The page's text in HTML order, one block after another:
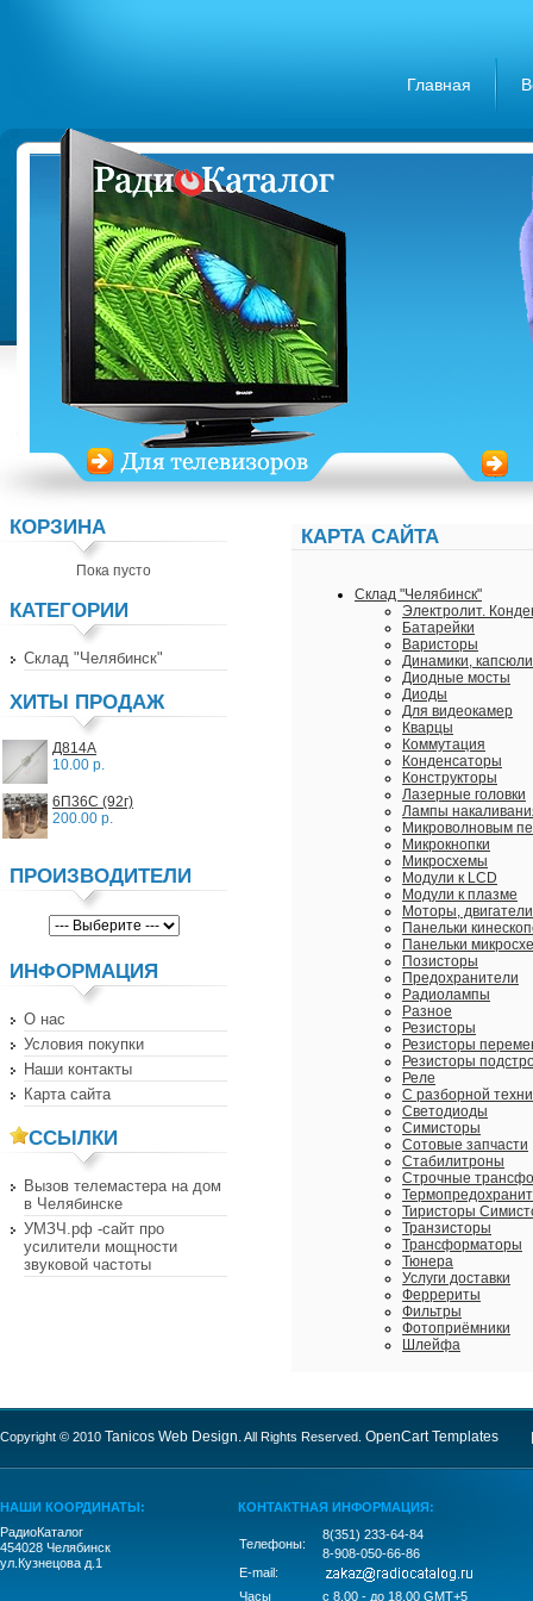
Главная
КОРЗИНА
Пока пусто
КАТЕГОРИИ
Склад "Челябинск"
ХИТЫ ПРОДАЖ
Д814А
10.00 р.
6П36С (92г)
200.00 р.
ПРОИЗВОДИТЕЛИ
ИНФОРМАЦИЯ
О нас
Условия покупки
Наши контакты
Карта сайта
ССЫЛКИ
Вызов телемастера на дом
в Челябинске
УМЗЧ.рф -сайт про
усилители мощности
звуковой частоты
КАРТА САЙТА
Склад "Челябинск"
Электролит.
Батарейки
Варисторы
Динамики, капсюли
Диодные мосты
Диоды
Для видеокамер
Кварцы
Коммутация
Конденсаторы
Конструкторы
Лазерные головки
Лампы
Микроволновым
Микрокнопки
Микросхемы
Модули к LCD
Модули к плазме
Моторы, двигатели
Панельки
Панельки
Позисторы
Предохранители
Радиолампы
Разное
Резисторы
Резисторы
Резисторы
Реле
С разборной
Светодиоды
Симисторы
Сотовые запчасти
Стабилитроны
Строчные
Тиристоры
Транзисторы
Трансформаторы
Тюнера
Услуги доставки
Феррериты
Фильтры
Фотоприёмники
Шлейфа
Copyright © 2010 Tanicos Web Design.All Rights Reserved. OpenCart Templates |
НАШИ КООРДИНАТЫ:
РадиоКаталог
454028 Челябинск
ул.Кузнецова д.1
КОНТАКТНАЯ ИНФОРМАЦИЯ:
Телефоны:
8(351) 233-64-84
8-908-050-66-86
E-mail:
Часы
c 8.00 - до 18.00 GMT+5